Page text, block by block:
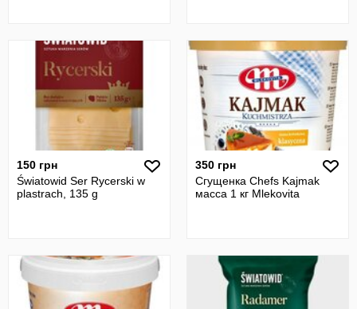
150 грн
Światowid Ser Rycerski w
plastrach, 135 g
350 грн
Сгущенка Chefs Kajmak
масса 1 кг Mlekovita